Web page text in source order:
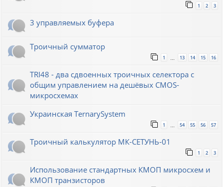
1 2 3
3 управляемых буфера
Троичный сумматор
1 13 14 15 16
TRI48 - два сдвоенных троичных селектора с
общим управлением на дешёвых CMOS-
микросхемах
Украинская TernarySystem
1 54 55 56 57
Троичный калькулятор МК-СЕТУНЬ-01
1 2 3
Использование стандартных КМОП микросхем и
КМОП транзисторов